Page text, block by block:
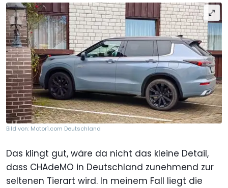
Bild von: Motor1.com Deutschland
Das klingt gut, wäre da nicht das kleine Detail,
dass CHAdeMO in Deutschland zunehmend zur
seltenen Tierart wird. In meinem Fall liegt die